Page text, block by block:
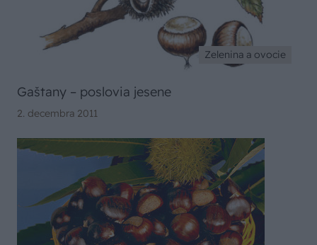
Zelenina a ovocie
Gaštany – poslovia jesene
2. decembra 2011